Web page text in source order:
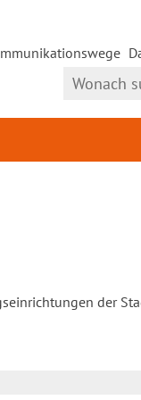
der